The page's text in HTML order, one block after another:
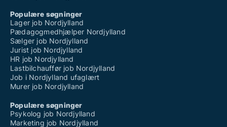
Populære søgninger
Lager job Nordjylland
Pædagogmedhjælper Nordjylland
Sælger job Nordjylland
Jurist job Nordjylland
HR job Nordjylland
Lastbilchauffør job Nordjylland
Job i Nordjylland ufaglært
Murer job Nordjylland
Populære søgninger
Psykolog job Nordjylland
Marketing job Nordjylland